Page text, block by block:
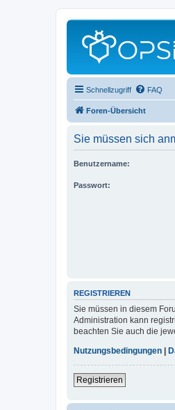
Schnellzugriff FAQ
Foren-Übersicht
Sie müssen sich
Benutzername:
Passwort:
REGISTRIEREN
Sie müssen in diesem
Administration kann
beachten Sie auch die
Nutzungsbedingungen
Registrieren